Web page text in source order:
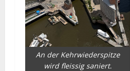
An der Kehrwiederspitze
wird fleissig saniert.